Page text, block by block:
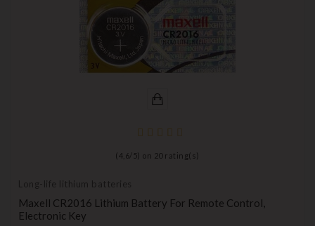
( 4,6/ 5) on 20rating(s)
Long-life lithium batteries
Maxell CR2016 Lithium Battery For Remote Control,
Electronic Key